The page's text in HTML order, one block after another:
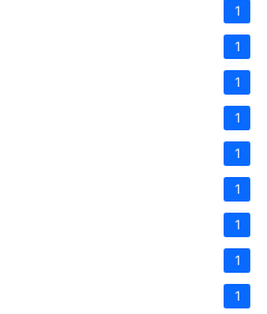
1
1
1
1
1
1
1
1
1